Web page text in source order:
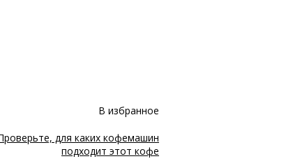
В избранное
для каких кофемашин
подходит этот кофе